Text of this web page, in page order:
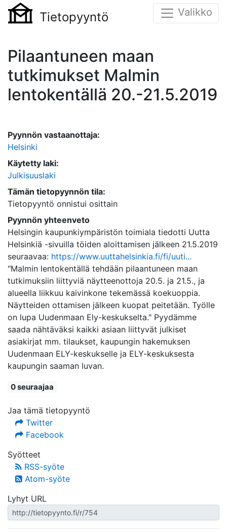
Tietopyyntö Valikko
Pilaantuneen maan
tutkimukset Malmin
lentokentällä 20.-21.5.2019
Pyynnön vastaanottaja:
Helsinki
Käytetty laki:
Julkisuuslaki
Tämän tietopyynnön tila:
Tietopyyntö onnistui osittain
Pyynnön yhteenveto
Helsingin kaupunkiympäristön toimiala tiedotti Uutta
Helsinkiä -sivuilla töiden aloittamisen jälkeen 21.5.2019
seuraavaa: https://www.uuttahelsinkia.fi/fi/uuti...
"Malmin lentokentällä tehdään pilaantuneen maan
tutkimuksiin liittyviä näytteenottoja 20.5. ja 21.5., ja
alueella liikkuu kaivinkone tekemässä koekuoppia.
Näytteiden ottamisen jälkeen kuopat peitetään. Työlle
on lupa Uudenmaan Ely-keskukselta." Pyydämme
saada nähtäväksi kaikki asiaan liittyvät julkiset
asiakirjat mm. tilaukset, kaupungin hakemuksen
Uudenmaan ELY-keskukselle ja ELY-keskuksesta
kaupungin saaman luvan.
0 seuraajaa
Jaa tämä tietopyyntö
Twitter
Facebook
Syötteet
RSS-syöte
Atom-syöte
Lyhyt URL